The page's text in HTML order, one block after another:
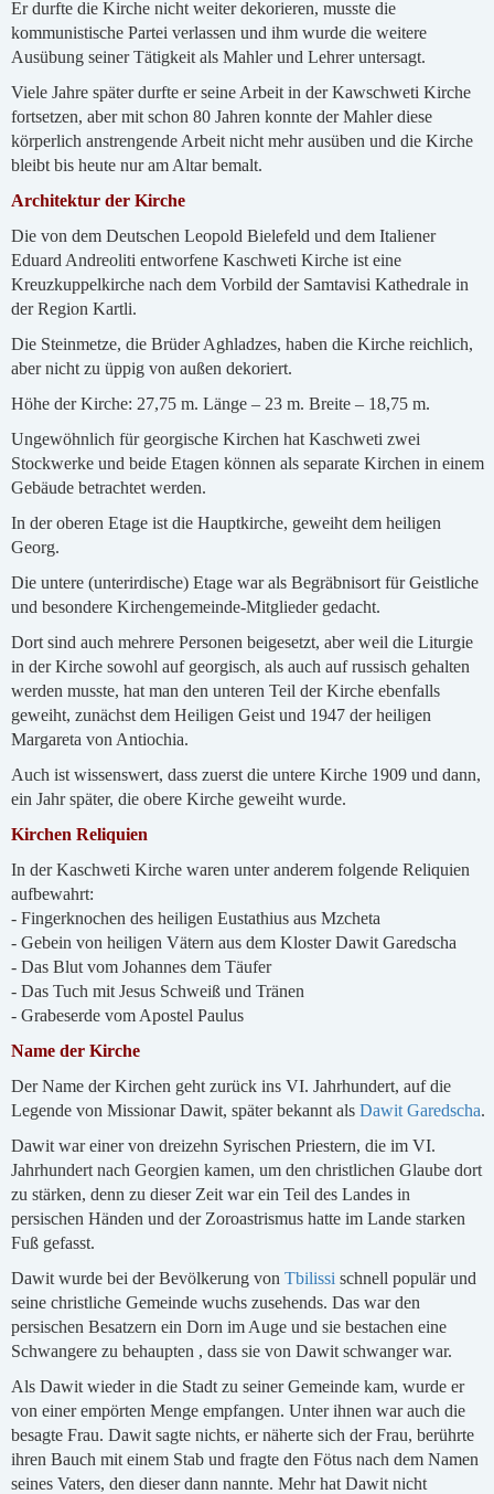
Er durfte die Kirche nicht weiter dekorieren, musste die
kommunistische Partei verlassen und ihm wurde die weitere
Ausübung seiner Tätigkeit als Mahler und Lehrer untersagt.
Viele Jahre später durfte er seine Arbeit in der Kawschweti Kirche
fortsetzen, aber mit schon 80 Jahren konnte der Mahler diese
körperlich anstrengende Arbeit nicht mehr ausüben und die Kirche
bleibt bis heute nur am Altar bemalt.
Architektur der Kirche
Die von dem Deutschen Leopold Bielefeld und dem Italiener
Eduard Andreoliti entworfene Kaschweti Kirche ist eine
Kreuzkuppelkirche nach dem Vorbild der Samtavisi Kathedrale in
der Region Kartli.
Die Steinmetze, die Brüder Aghladzes, haben die Kirche reichlich,
aber nicht zu üppig von außen dekoriert.
Höhe der Kirche: 27,75 m. Länge – 23 m. Breite – 18,75 m.
Ungewöhnlich für georgische Kirchen hat Kaschweti zwei
Stockwerke und beide Etagen können als separate Kirchen in einem
Gebäude betrachtet werden.
In der oberen Etage ist die Hauptkirche, geweiht dem heiligen
Georg.
Die untere (unterirdische) Etage war als Begräbnisort für Geistliche
und besondere Kirchengemeinde-Mitglieder gedacht.
Dort sind auch mehrere Personen beigesetzt, aber weil die Liturgie
in der Kirche sowohl auf georgisch, als auch auf russisch gehalten
werden musste, hat man den unteren Teil der Kirche ebenfalls
geweiht, zunächst dem Heiligen Geist und 1947 der heiligen
Margareta von Antiochia.
Auch ist wissenswert, dass zuerst die untere Kirche 1909 und dann,
ein Jahr später, die obere Kirche geweiht wurde.
Kirchen Reliquien
In der Kaschweti Kirche waren unter anderem folgende Reliquien
aufbewahrt:
- Fingerknochen des heiligen Eustathius aus Mzcheta
- Gebein von heiligen Vätern aus dem Kloster Dawit Garedscha
- Das Blut vom Johannes dem Täufer
- Das Tuch mit Jesus Schweiß und Tränen
- Grabeserde vom Apostel Paulus
Name der Kirche
Der Name der Kirchen geht zurück ins VI. Jahrhundert, auf die
Legende von Missionar Dawit, später bekannt als Dawit Garedscha.
Dawit war einer von dreizehn Syrischen Priestern, die im VI.
Jahrhundert nach Georgien kamen, um den christlichen Glaube dort
zu stärken, denn zu dieser Zeit war ein Teil des Landes in
persischen Händen und der Zoroastrismus hatte im Lande starken
Fuß gefasst.
Dawit wurde bei der Bevölkerung von Tbilissi schnell populär und
seine christliche Gemeinde wuchs zusehends. Das war den
persischen Besatzern ein Dorn im Auge und sie bestachen eine
Schwangere zu behaupten , dass sie von Dawit schwanger war.
Als Dawit wieder in die Stadt zu seiner Gemeinde kam, wurde er
von einer empörten Menge empfangen. Unter ihnen war auch die
besagte Frau. Dawit sagte nichts, er näherte sich der Frau, berührte
ihren Bauch mit einem Stab und fragte den Fötus nach dem Namen
seines Vaters, den dieser dann nannte. Mehr hat Dawit nicht